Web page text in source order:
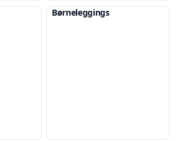
Børneleggings